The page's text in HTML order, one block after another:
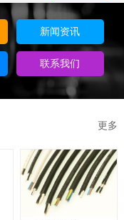
新闻资讯
联系我们
更多